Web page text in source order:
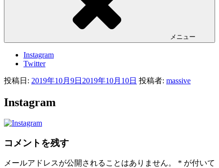
メニュー
Instagram
Twitter
投稿日: 2019年10月9日 2019年10月10日 投稿者: massive
Instagram
コメントを残す
メールアドレスが公開されることはありません。 * が付いて